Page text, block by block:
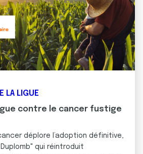
LA LIGUE
contre le cancer fustige
déplore l’adoption définitive,
qui réintroduit